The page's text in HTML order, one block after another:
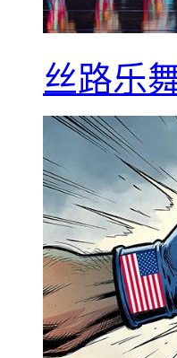
丝路乐